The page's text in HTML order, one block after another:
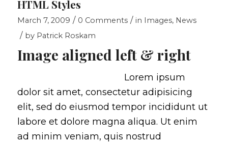
HTML Styles
March 7, 2009 / 0 Comments / in Images, News
/ by Patrick Roskam
Image aligned left & right
Lorem ipsum
dolor sit amet, consectetur adipisicing
elit, sed do eiusmod tempor incididunt ut
labore et dolore magna aliqua. Ut enim
ad minim veniam, quis nostrud